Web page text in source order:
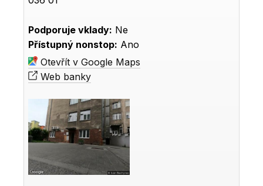
Podporuje vklady: Ne
Přístupný nonstop: Ano
Otevřít v Google Maps
Web banky